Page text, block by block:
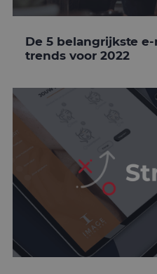
De 5 belangrijkste
trends voor 2022